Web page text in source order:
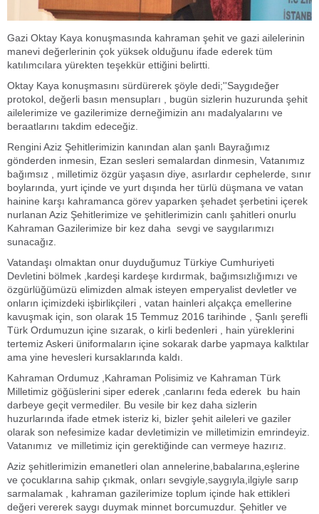
Gazi Oktay Kaya konuşmasında kahraman şehit ve gazi ailelerinin
manevi değerlerinin çok yüksek olduğunu ifade ederek tüm
katılımcılara yürekten teşekkür ettiğini belirtti.
Oktay Kaya konuşmasını sürdürerek şöyle dedi;''Saygıdeğer
protokol, değerli basın mensupları , bugün sizlerin huzurunda şehit
ailelerimize ve gazilerimize derneğimizin anı madalyalarını ve
beraatlarını takdim edeceğiz.
Rengini Aziz Şehitlerimizin kanından alan şanlı Bayrağımız
gönderden inmesin, Ezan sesleri semalardan dinmesin, Vatanımız
bağımsız , milletimiz özgür yaşasın diye, asırlardır cephelerde, sınır
boylarında, yurt içinde ve yurt dışında her türlü düşmana ve vatan
hainine karşı kahramanca görev yaparken şehadet şerbetini içerek
nurlanan Aziz Şehitlerimize ve şehitlerimizin canlı şahitleri onurlu
Kahraman Gazilerimize bir kez daha sevgi ve saygılarımızı
sunacağız.
Vatandaşı olmaktan onur duyduğumuz Türkiye Cumhuriyeti
Devletini bölmek ,kardeşi kardeşe kırdırmak, bağımsızlığımızı ve
özgürlüğümüzü elimizden almak isteyen emperyalist devletler ve
onların içimizdeki işbirlikçileri , vatan hainleri alçakça emellerine
kavuşmak için, son olarak 15 Temmuz 2016 tarihinde , Şanlı şerefli
Türk Ordumuzun içine sızarak, o kirli bedenleri , hain yüreklerini
tertemiz Askeri üniformaların içine sokarak darbe yapmaya kalktılar
ama yine hevesleri kursaklarında kaldı.
Kahraman Ordumuz ,Kahraman Polisimiz ve Kahraman Türk
Milletimiz göğüslerini siper ederek ,canlarını feda ederek bu hain
darbeye geçit vermediler. Bu vesile bir kez daha sizlerin
huzurlarında ifade etmek isteriz ki, bizler şehit aileleri ve gaziler
olarak son nefesimize kadar devletimizin ve milletimizin emrindeyiz.
Vatanımız ve milletimiz için gerektiğinde can vermeye hazırız.
Aziz şehitlerimizin emanetleri olan annelerine,babalarına,eşlerine
ve çocuklarına sahip çıkmak, onları sevgiyle,saygıyla,ilgiyle sarıp
sarmalamak , kahraman gazilerimize toplum içinde hak ettikleri
değeri vererek saygı duymak minnet borcumuzdur. Şehitler ve